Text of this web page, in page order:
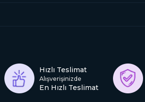
Hızlı Teslimat
Alışverişinizde
En Hızlı Teslimat